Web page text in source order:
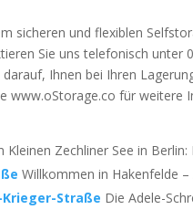
sicheren und flexiblen
Sie uns telefonisch unter
Ihnen bei Ihren
www.oStorage.co für
Kleinen Zechliner See in Berlin:
Willkommen in Hakenfelde
Straße Die Adele-